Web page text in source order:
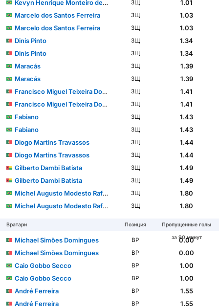
Kevyn Henrique Monteiro de Souza
ЗЩ
1.01
Marcelo dos Santos Ferreira
ЗЩ
1.03
Marcelo dos Santos Ferreira
ЗЩ
1.03
Dinis Pinto
ЗЩ
1.34
Dinis Pinto
ЗЩ
1.34
Maracás
ЗЩ
1.39
Maracás
ЗЩ
1.39
Francisco Miguel Teixeira Domingues
ЗЩ
1.41
Francisco Miguel Teixeira Domingues
ЗЩ
1.41
Fabiano
ЗЩ
1.43
Fabiano
ЗЩ
1.43
Diogo Martins Travassos
ЗЩ
1.44
Diogo Martins Travassos
ЗЩ
1.44
Gilberto Dambi Batista
ЗЩ
1.49
Gilberto Dambi Batista
ЗЩ
1.49
Michel Augusto Modesto Rafael dos Santos
ЗЩ
1.80
Michel Augusto Modesto Rafael dos Santos
ЗЩ 1.80
Вратари Позиция
Пропущенные голы
за 90 минут
Michael Simões Domingues ВР
0.00
Michael Simões Domingues
ВР
0.00
Caio Gobbo Secco
ВР
1.00
Caio Gobbo Secco
ВР
1.00
André Ferreira
ВР
1.55
André Ferreira
ВР 1.55